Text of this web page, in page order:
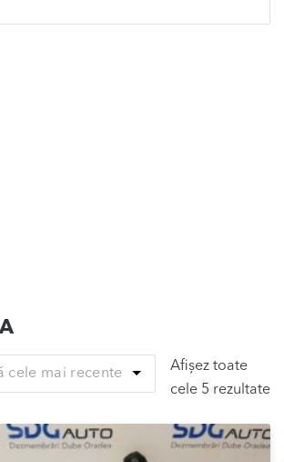
cele mai recente
Afișez toate
cele 5 rezultate